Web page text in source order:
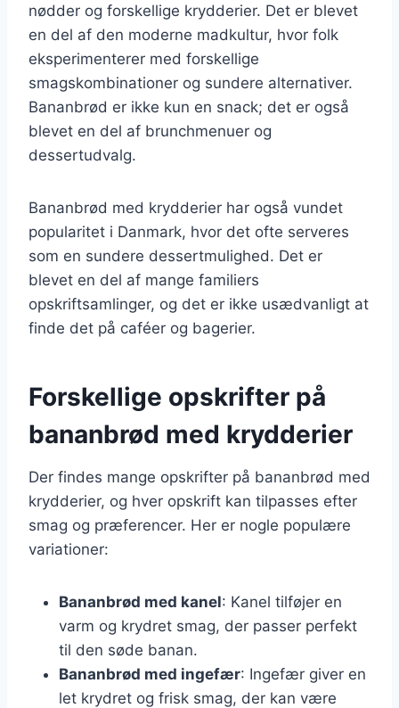
nødder og forskellige krydderier. Det er blevet
en del af den moderne madkultur, hvor folk
eksperimenterer med forskellige
smagskombinationer og sundere alternativer.
Bananbrød er ikke kun en snack; det er også
blevet en del af brunchmenuer og
dessertudvalg.
Bananbrød med krydderier har også vundet
popularitet i Danmark, hvor det ofte serveres
som en sundere dessertmulighed. Det er
blevet en del af mange familiers
opskriftsamlinger, og det er ikke usædvanligt at
finde det på caféer og bagerier.
Forskellige opskrifter på
bananbrød med krydderier
Der findes mange opskrifter på bananbrød med
krydderier, og hver opskrift kan tilpasses efter
smag og præferencer. Her er nogle populære
variationer:
Bananbrød med kanel: Kanel tilføjer en
varm og krydret smag, der passer perfekt
til den søde banan.
Bananbrød med ingefær: Ingefær giver en
let krydret og frisk smag, der kan være